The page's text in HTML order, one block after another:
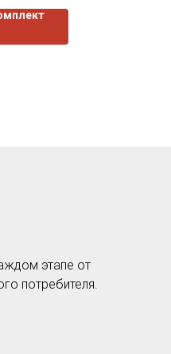
этапе от
потребителя.